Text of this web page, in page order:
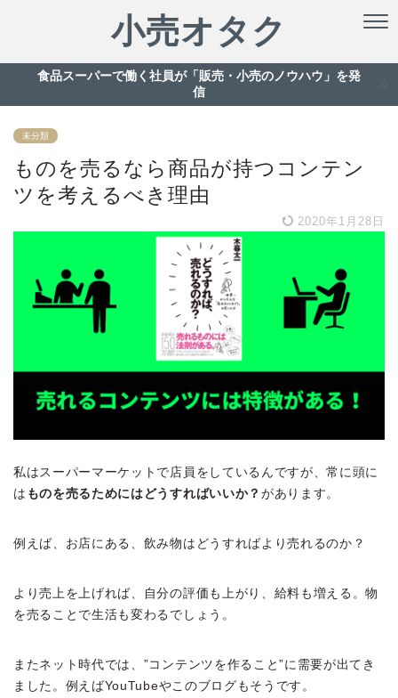
小売オタク
食品スーパーで働く社員が「販売・小売のノウハウ」を発
信
未分類
ものを売るなら商品が持つコンテン
ツを考えるべき理由
2020年1月28日
私はスーパーマーケットで店員をしているんですが、常に頭に
は ものを売るためにはどうすればいいか？ があります。
例えば、お店にある、飲み物はどうすればより売れるのか？
より売上を上げれば、自分の評価も上がり、給料も増える。物
を売ることで生活も変わるでしょう。
またネット時代では、”コンテンツを作ること”に需要が出てき
ました。例えばYouTubeやこのブログもそうです。